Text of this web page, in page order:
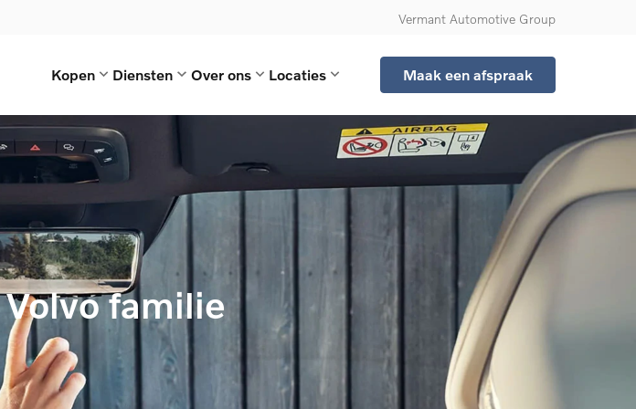
Vermant Automotive Group
Kopen Diensten Over ons Locaties Maak een afspraak
familie